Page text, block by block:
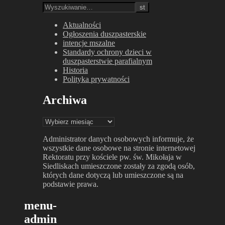
Aktualności
Ogłoszenia duszpasterskie
intencje mszalne
Standardy ochrony dzieci w
duszpasterstwie parafialnym
Historia
Polityka prywatności
Archiwa
Archiwa
Administrator danych osobowych informuje, że
wszystkie dane osobowe na stronie internetowej
Rektoratu przy kościele pw. św. Mikołaja w
Siedliskach umieszczone zostały za zgodą osób,
których dane dotyczą lub umieszczone są na
podstawie prawa.
menu-
admin